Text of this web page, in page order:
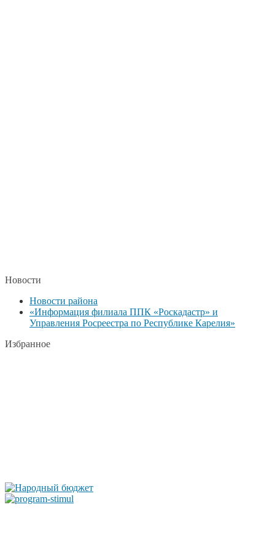
Новости
Новости района
«Информация филиала ППК «Роскадастр» и
Управления Росреестра по Республике Карелия»
Избранное